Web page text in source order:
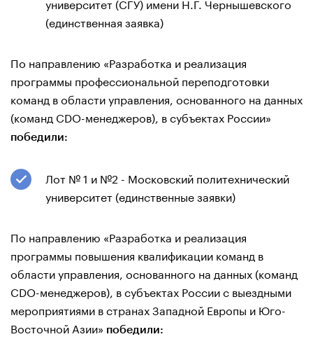
(единственная заявка)
По направлению «Разработка и реализация
программы профессиональной переподготовки
команд в области управления, основанного на данных
(команд CDO-менеджеров), в субъектах России»
победили:
Лот № 1 и №2 - Московский политехнический
университет (единственные заявки)
По направлению «Разработка и реализация
программы повышения квалификации команд в
области управления, основанного на данных (команд
CDO-менеджеров), в субъектах России с выездными
мероприятиями в странах Западной Европы и Юго-
Восточной Азии» победили: